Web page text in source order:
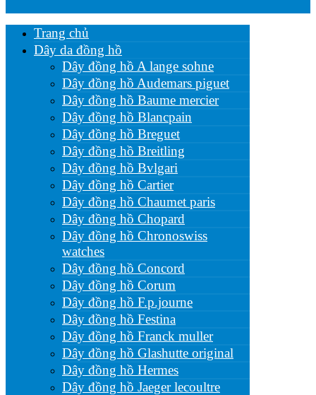
Trang chủ
Dây da đồng hồ
Dây đồng hồ A lange sohne
Dây đồng hồ Audemars piguet
Dây đồng hồ Baume mercier
Dây đồng hồ Blancpain
Dây đồng hồ Breguet
Dây đồng hồ Breitling
Dây đồng hồ Bvlgari
Dây đồng hồ Cartier
Dây đồng hồ Chaumet paris
Dây đồng hồ Chopard
Dây đồng hồ Chronoswiss
watches
Dây đồng hồ Concord
Dây đồng hồ Corum
Dây đồng hồ F.p.journe
Dây đồng hồ Festina
Dây đồng hồ Franck muller
Dây đồng hồ Glashutte original
Dây đồng hồ Hermes
Dây đồng hồ Jaeger lecoultre